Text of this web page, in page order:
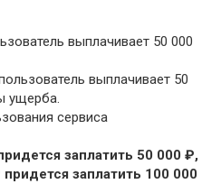
выплачивает 50 000
выплачивает 50
ущерба.
сервиса
заплатить 50 000 ₽,
заплатить 100 000